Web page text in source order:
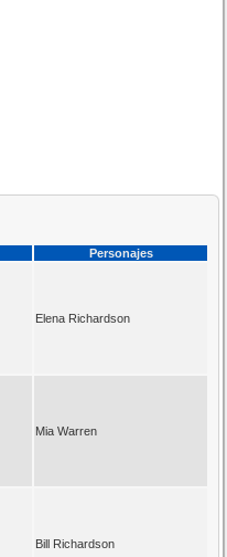
Personajes
Elena Richardson
Mia Warren
Bill Richardson